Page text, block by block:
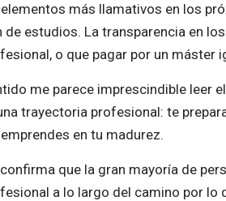
más llamativos en los
de estudios. La transparencia en
o que pagar por un máster
me parece imprescindible leer
trayectoria profesional: te
en tu madurez.
que la gran mayoría de
a lo largo del camino por lo